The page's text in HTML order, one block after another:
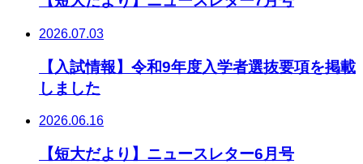
2026.07.03
【入試情報】令和9年度入学者選抜要項を掲載
しました
2026.06.16
【短大だより】ニュースレター6月号